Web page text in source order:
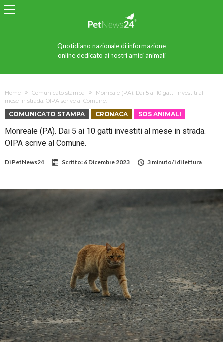
Quotidiano nazionale di informazione
online dedicato ai nostri amici animali
Home Comunicato stampa
Monreale (PA). Dai 5 ai 10 gatti investiti al
mese in strada. OIPA scrive al Comune.
COMUNICATO STAMPA CRONACA SOS ANIMALI
Monreale (PA). Dai 5 ai 10 gatti investiti al mese in strada.
OIPA scrive al Comune.
Di PetNews24 Scritto: 6 Dicembre 2023 3 minuto/i di lettura